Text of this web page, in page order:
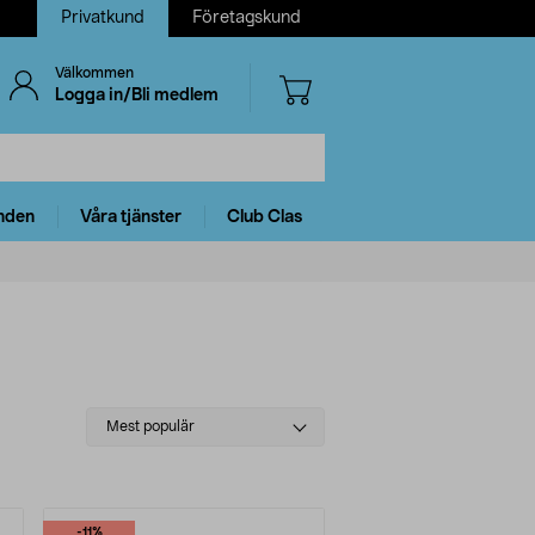
Privatkund Företagskund
Välkommen
Logga in/Bli medlem
Våra tjänster Club Clas
Select
Mest populär
-11%